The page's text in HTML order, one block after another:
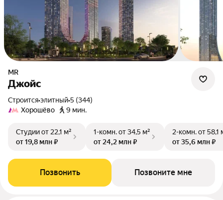
MR
Джойс
Строится•элитный•5 (344)
Хорошёво
9 мин.
Студииот 22,1 м²
от 19,8 млн ₽
1-комн.от 34,5 м²
от 24,2 млн ₽
2-комн.от 58,1
от 35,6 млн ₽
Позвонить Позвоните мне